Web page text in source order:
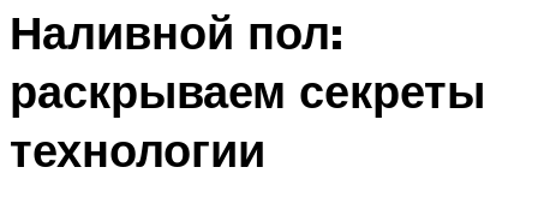
Наливной пол:
раскрываем секреты
технологии